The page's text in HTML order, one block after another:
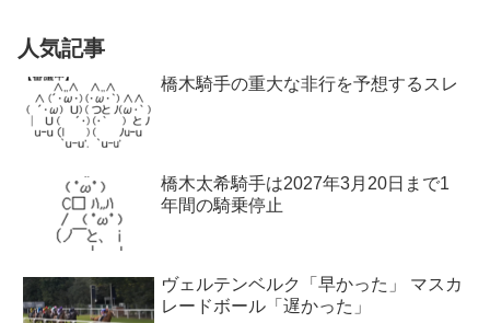
人気記事
橋木騎手の重大な非行を予想するスレ
橋木太希騎手は2027年3月20日まで1
年間の騎乗停止
ヴェルテンベルク「早かった」 マスカ
レードボール「遅かった」